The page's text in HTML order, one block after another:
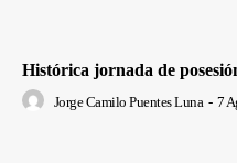
Histórica jornada de
Jorge Camilo Puentes Luna - 7